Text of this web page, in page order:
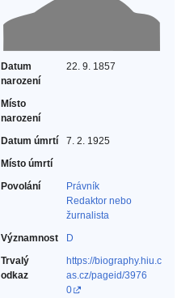
Datum
narození
22. 9. 1857
Místo
narození
Datum úmrtí
7. 2. 1925
Místo úmrtí
Povolání
Právník‎
Redaktor nebo
žurnalista‎
Významnost
D
Trvalý
odkaz
https://biography.hiu.c
as.cz/pageid/3976
0